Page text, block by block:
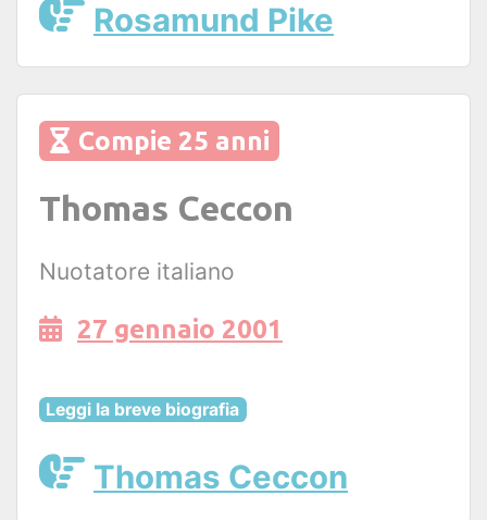
Rosamund Pike
Compie 25 anni
Thomas Ceccon
Nuotatore italiano
27 gennaio 2001
Leggi la breve biografia
Thomas Ceccon